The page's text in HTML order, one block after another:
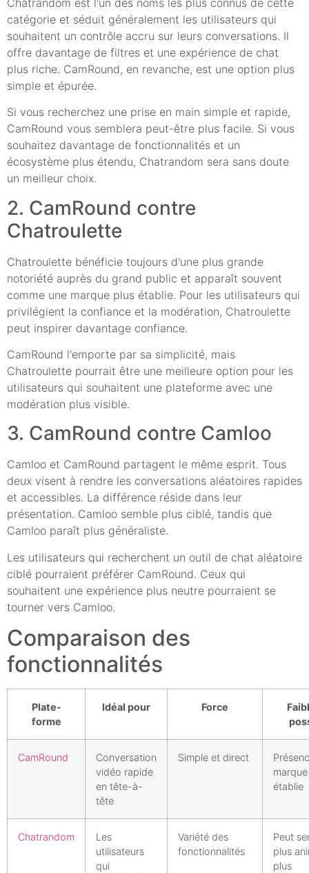
catégorie et séduit généralement les utilisateurs qui
souhaitent un contrôle accru sur leurs conversations. Il
offre davantage de filtres et une expérience de chat
plus riche. CamRound, en revanche, est une option plus
simple et épurée.
Si vous recherchez une prise en main simple et rapide,
CamRound vous semblera peut-être plus facile. Si vous
souhaitez davantage de fonctionnalités et un
écosystème plus étendu, Chatrandom sera sans doute
un meilleur choix.
2. CamRound contre
Chatroulette
Chatroulette bénéficie toujours d'une plus grande
notoriété auprès du grand public et apparaît souvent
comme une marque plus établie. Pour les utilisateurs qui
privilégient la confiance et la modération, Chatroulette
peut inspirer davantage confiance.
CamRound l'emporte par sa simplicité, mais
Chatroulette pourrait être une meilleure option pour les
utilisateurs qui souhaitent une plateforme avec une
modération plus visible.
3. CamRound contre Camloo
Camloo et CamRound partagent le même esprit. Tous
deux visent à rendre les conversations aléatoires rapides
et accessibles. La différence réside dans leur
présentation. Camloo semble plus ciblé, tandis que
Camloo paraît plus généraliste.
Les utilisateurs qui recherchent un outil de chat aléatoire
ciblé pourraient préférer CamRound. Ceux qui
souhaitent une expérience plus neutre pourraient se
tourner vers Camloo.
Comparaison des
fonctionnalités
Plate-
forme
Idéal pour Force
CamRound
Conversation
vidéo rapide
en tête-à-
tête
Simple et direct
établie
Chatrandom
Les
utilisateurs
qui
Variété des
fonctionnalités
Peut
plus
plus